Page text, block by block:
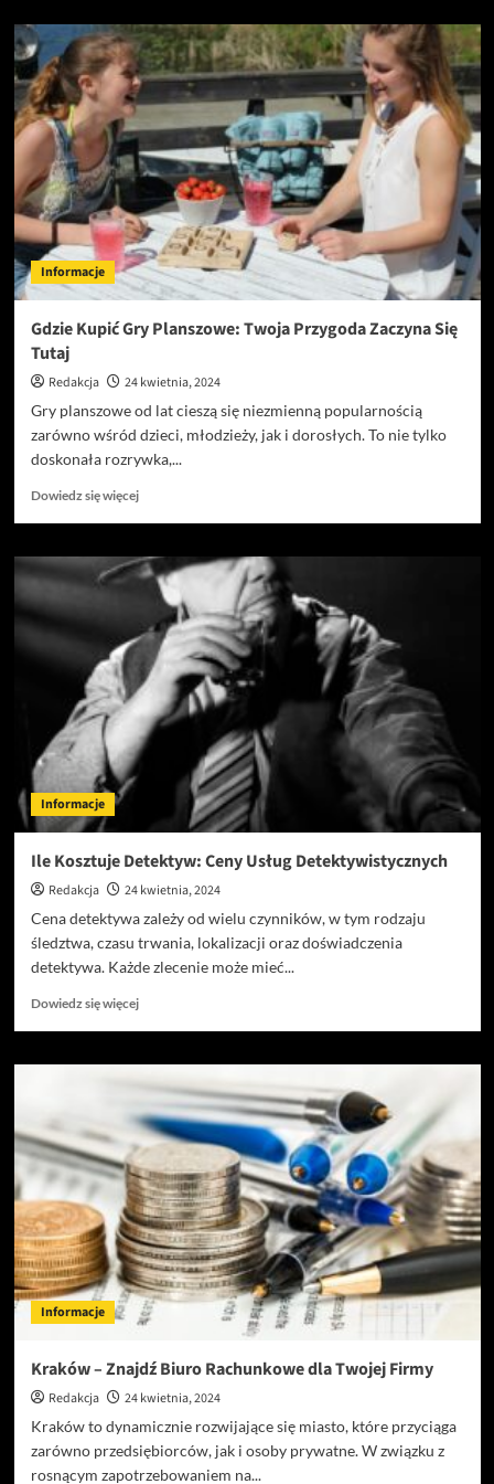
o
5
pomysłów
na
zastosowanie
mikrocementu
w
kuchni,
odmienią
Twoje
wnętrze.
Informacje
Gdzie Kupić Gry Planszowe: Twoja Przygoda Zaczyna Się
Tutaj
Redakcja
24 kwietnia, 2024
Gry planszowe od lat cieszą się niezmienną popularnością
zarówno wśród dzieci, młodzieży, jak i dorosłych. To nie tylko
doskonała rozrywka,...
Dowiedz się więcejDowiedz
o
Gdzie
Kupić
Planszowe:
Twoja
Przygoda
Zaczyna
Się
Tutaj
Informacje
Ile Kosztuje Detektyw: Ceny Usług Detektywistycznych
Redakcja
24 kwietnia, 2024
Cena detektywa zależy od wielu czynników, w tym rodzaju
śledztwa, czasu trwania, lokalizacji oraz doświadczenia
detektywa. Każde zlecenie może mieć...
Dowiedz się więcejDowiedz
o
Ile
Kosztuje
Detektyw:
Ceny
Usług
Detektywistycznych
Informacje
Kraków – Znajdź Biuro Rachunkowe dla Twojej Firmy
Redakcja
24 kwietnia, 2024
Kraków to dynamicznie rozwijające się miasto, które przyciąga
zarówno przedsiębiorców, jak i osoby prywatne. W związku z
rosnącym zapotrzebowaniem na...